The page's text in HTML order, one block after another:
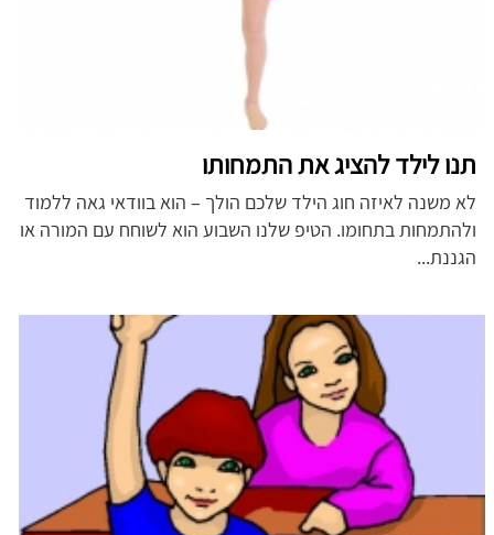
תנו לילד להציג את התמחותו
לא משנה לאיזה חוג הילד שלכם הולך – הוא בוודאי גאה ללמוד
ולהתמחות בתחומו. הטיפ שלנו השבוע הוא לשוחח עם המורה או
הגננת...